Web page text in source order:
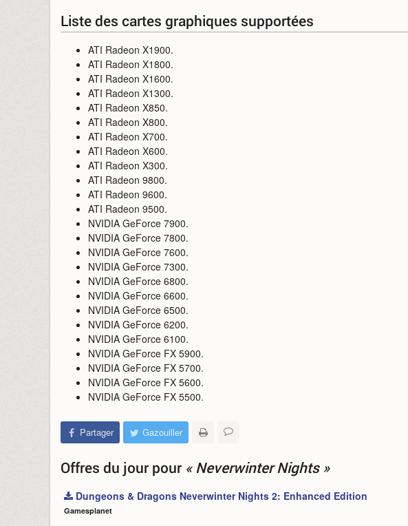
Liste des cartes graphiques supportées
ATI Radeon X1900.
ATI Radeon X1800.
ATI Radeon X1600.
ATI Radeon X1300.
ATI Radeon X850.
ATI Radeon X800.
ATI Radeon X700.
ATI Radeon X600.
ATI Radeon X300.
ATI Radeon 9800.
ATI Radeon 9600.
ATI Radeon 9500.
NVIDIA GeForce 7900.
NVIDIA GeForce 7800.
NVIDIA GeForce 7600.
NVIDIA GeForce 7300.
NVIDIA GeForce 6800.
NVIDIA GeForce 6600.
NVIDIA GeForce 6500.
NVIDIA GeForce 6200.
NVIDIA GeForce 6100.
NVIDIA GeForce FX 5900.
NVIDIA GeForce FX 5700.
NVIDIA GeForce FX 5600.
NVIDIA GeForce FX 5500.
Partager Gazouiller
Offres du jour pour « Neverwinter Nights »
Dungeons & Dragons Neverwinter Nights 2: Enhanced Edition
Gamesplanet